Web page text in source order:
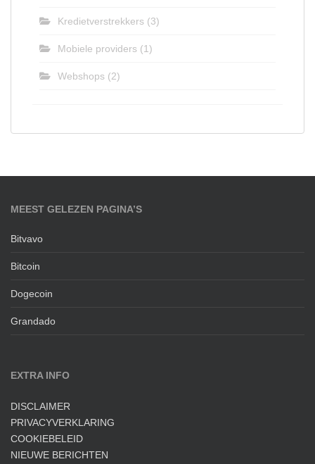
Kredietverstrekkers (3)
Mobiele providers (1)
Webshops (2)
MEEST GELEZEN PAGINA’S
Bitvavo
Bitcoin
Dogecoin
Grandado
EXTRA INFO
DISCLAIMER
PRIVACYVERKLARING
COOKIEBELEID
NIEUWE BERICHTEN